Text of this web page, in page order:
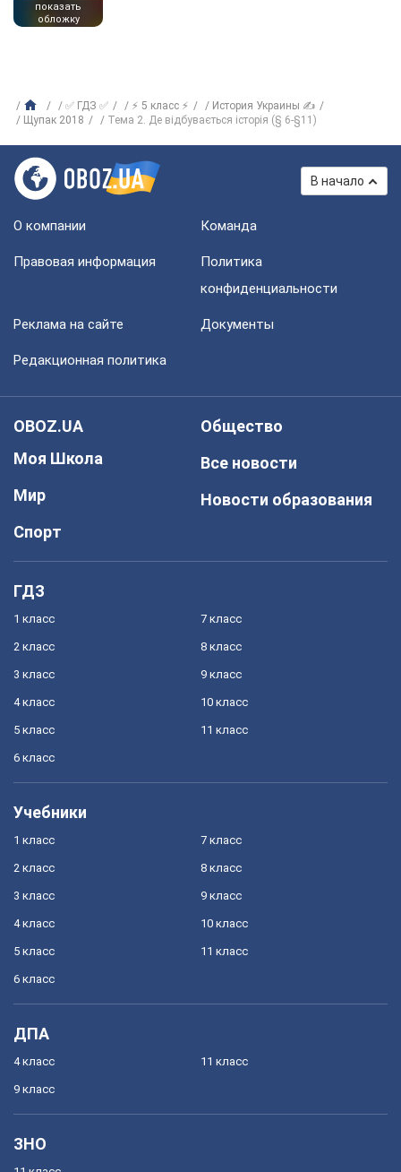
показать
обложку
✅ ГДЗ ✅ ⚡ 5 класс ⚡
История Украины ✍
Щупак 2018
Тема 2. Де відбувається історія (§ 6-§11)
В начало
О компании Команда
Правовая информация
Политика
конфиденциальности
Реклама на сайте Документы
Редакционная политика
OBOZ.UA
Моя Школа
Мир
Спорт
Общество
Все новости
Новости образования
ГДЗ
1 класс
2 класс
3 класс
4 класс
5 класс
6 класс
7 класс
8 класс
9 класс
10 класс
11 класс
Учебники
1 класс
2 класс
3 класс
4 класс
5 класс
6 класс
7 класс
8 класс
9 класс
10 класс
11 класс
ДПА
4 класс
9 класс
11 класс
ЗНО